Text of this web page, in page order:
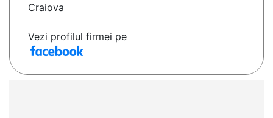
Craiova
Vezi profilul firmei pe